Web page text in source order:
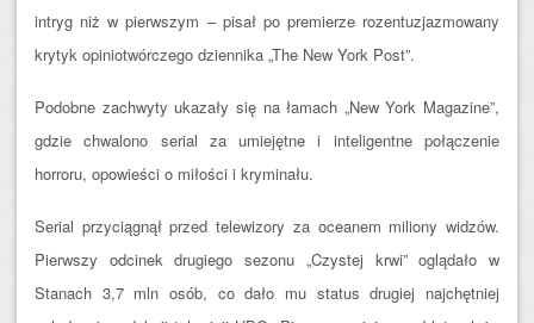
intryg niż w pierwszym – pisał po premierze rozentuzjazmowany
krytyk opiniotwórczego dziennika „The New York Post”.
Podobne zachwyty ukazały się na łamach „New York Magazine”,
gdzie chwalono serial za umiejętne i inteligentne połączenie
horroru, opowieści o miłości i kryminału.
Serial przyciągnął przed telewizory za oceanem miliony widzów.
Pierwszy odcinek drugiego sezonu „Czystej krwi” oglądało w
Stanach 3,7 mln osób, co dało mu status drugiej najchętniej